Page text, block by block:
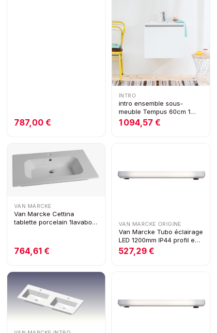
787,00 €
INTRO
intro ensemble sous-
meuble Tempus 60cm 1
porte 1 lavabo Riverside
Oak
1 094,57 €
VAN MARCKE
Van Marcke Cettina
tablette porcelain 1lavabo
764,61 €
VAN MARCKE ORIGINE
Van Marcke Tubo éclairage
LED 1200mm IP44 profil en
aluminium 220-240V 19W
527,29 €